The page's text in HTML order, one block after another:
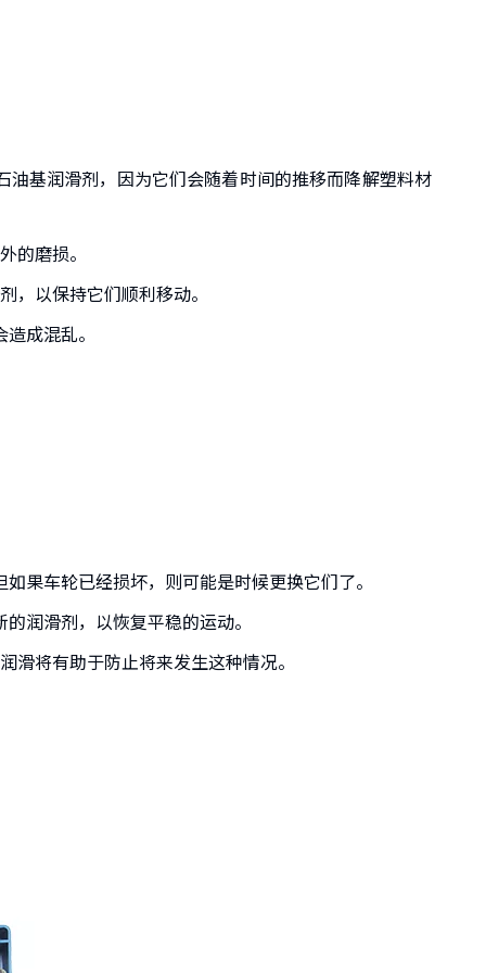
基润滑剂，因为它们会随着时间的推移而降解塑料材
的磨损。
，以保持它们顺利移动。
成混乱。
果车轮已经损坏，则可能是时候更换它们了。
润滑剂，以恢复平稳的运动。
将有助于防止将来发生这种情况。